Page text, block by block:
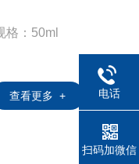
无外泌体血清（国产WINSERA®） 货号：FBS050-EXO 规格：50ml
查看更多 + 电话
扫码加微信